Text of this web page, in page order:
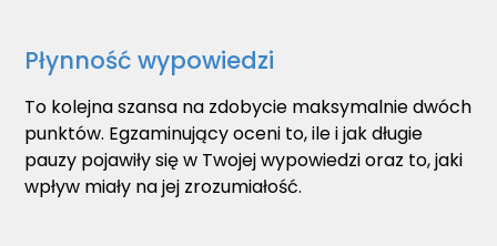
Płynność wypowiedzi
To kolejna szansa na zdobycie maksymalnie dwóch
punktów. Egzaminujący oceni to, ile i jak długie
pauzy pojawiły się w Twojej wypowiedzi oraz to, jaki
wpływ miały na jej zrozumiałość.